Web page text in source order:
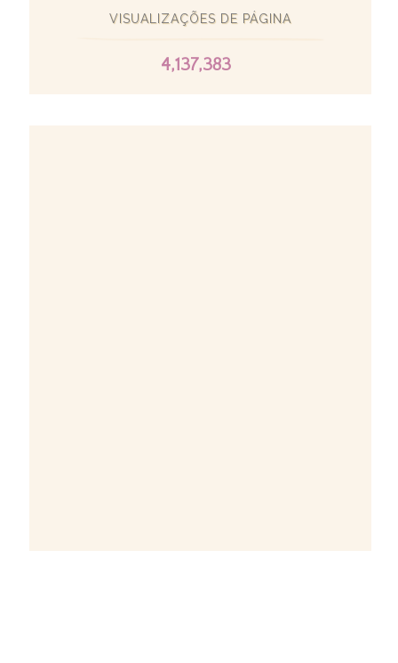
VISUALIZAÇÕES DE PÁGINA
4,137,383